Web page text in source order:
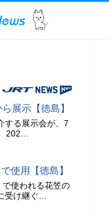
展示【徳島】
する展示会が、7
202…
使用【徳島】
使われる花笠の
受け継ぐ…